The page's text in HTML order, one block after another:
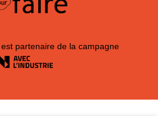
est partenaire de la campagne